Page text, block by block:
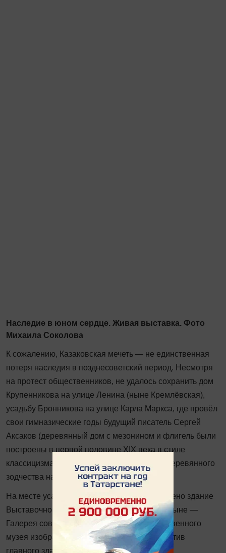
Наследие в юном сердце. Живая выставка. Фото
Михаила Соколова
К сожалению, Казаковская мечеть — не единственная
потеря наследия в позднесоветский период. Несмотря
на протест общественников, не удалось сохранить дом
Крупенникова на улице Ленина (ныне Кремлёвская),
усадьбу Бронникова на улице Карла Мар­кса, где провёл
свои гимназические годы будущий писатель Сергей
Аксаков (деревянный дом с мезонином и флигель были
построены в первой половине XIX века в стиле
классицизма), а также некоторые объекты деревянного
зодчества на улице Ульянова.
На месте усадьбы Бронникова было построено здание
Выставочного зала Союза художников РТ (ныне —
Галерея современного искусства Государственного
музея изобразительных искусств РТ). Напротив
главного здания КГУ, где располагался дом